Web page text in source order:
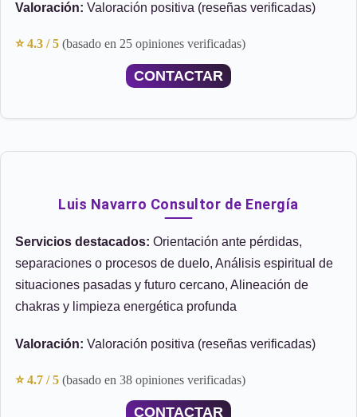
Valoración: Valoración positiva (reseñas verificadas)
⭐ 4.3 / 5 (basado en 25 opiniones verificadas)
CONTACTAR
Luis Navarro Consultor de Energía
Servicios destacados: Orientación ante pérdidas,
separaciones o procesos de duelo, Análisis espiritual de
situaciones pasadas y futuro cercano, Alineación de
chakras y limpieza energética profunda
Valoración: Valoración positiva (reseñas verificadas)
⭐ 4.7 / 5 (basado en 38 opiniones verificadas)
CONTACTAR